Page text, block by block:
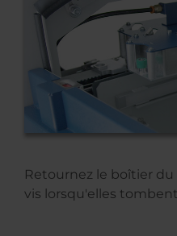
Retournez le boîtier
vis lorsqu'elles